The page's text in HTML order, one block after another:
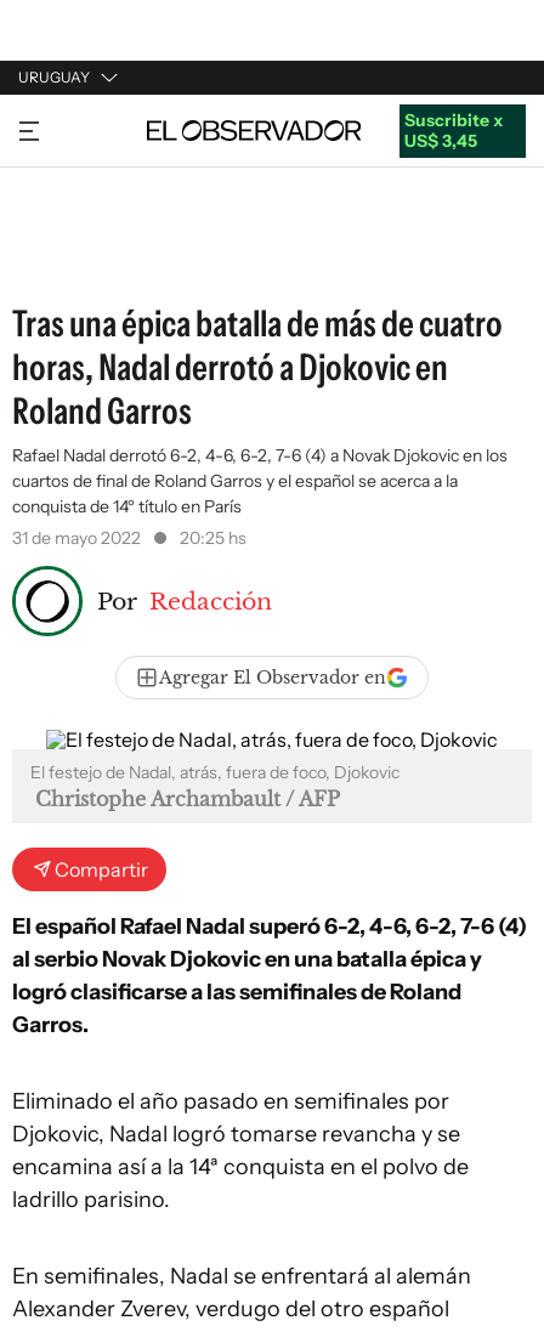
URUGUAY
URUGUAY
ARGENTINA
Suscribite x
US$ 3,45
Tras una épica batalla de más de cuatro
horas, Nadal derrotó a Djokovic en
Roland Garros
Rafael Nadal derrotó 6-2, 4-6, 6-2, 7-6 (4) a Novak Djokovic en los
cuartos de final de Roland Garros y el español se acerca a la
conquista de 14º título en París
31 de mayo 2022
20:25 hs
Por Redacción
Agregar El Observador en
El festejo de Nadal, atrás, fuera de foco, Djokovic
Christophe Archambault / AFP
Compartir
El español Rafael Nadal superó 6-2, 4-6, 6-2, 7-6 (4)
al serbio Novak Djokovic en una batalla épica y
logró clasificarse a las semifinales de Roland
Garros.
Eliminado el año pasado en semifinales por
Djokovic, Nadal logró tomarse revancha y se
encamina así a la 14ª conquista en el polvo de
ladrillo parisino.
En semifinales, Nadal se enfrentará al alemán
Alexander Zverev, verdugo del otro español